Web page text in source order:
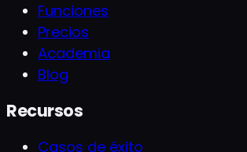
Funciones
Precios
Academia
Blog
Recursos
Casos de éxito